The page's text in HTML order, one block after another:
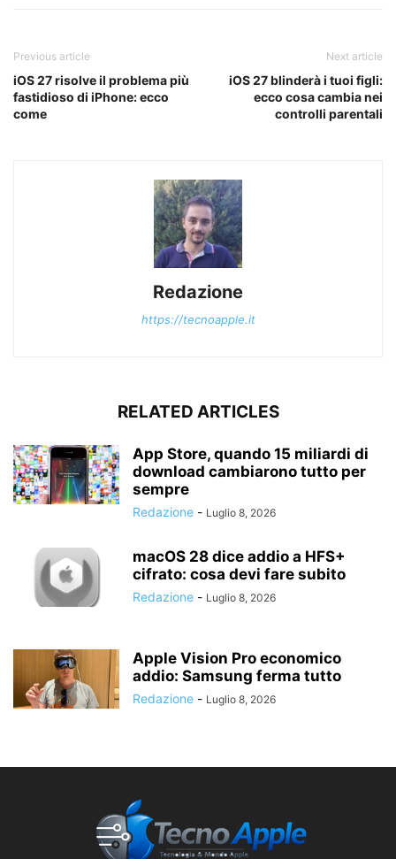
Previous article
iOS 27 risolve il problema più
fastidioso di iPhone: ecco
come
Next article
iOS 27 blinderà i tuoi figli:
ecco cosa cambia nei
controlli parentali
Redazione
https://tecnoapple.it
RELATED ARTICLES
App Store, quando 15 miliardi di
download cambiarono tutto per
sempre
Redazione - Luglio 8, 2026
macOS 28 dice addio a HFS+
cifrato: cosa devi fare subito
Redazione - Luglio 8, 2026
Apple Vision Pro economico
addio: Samsung ferma tutto
Redazione - Luglio 8, 2026